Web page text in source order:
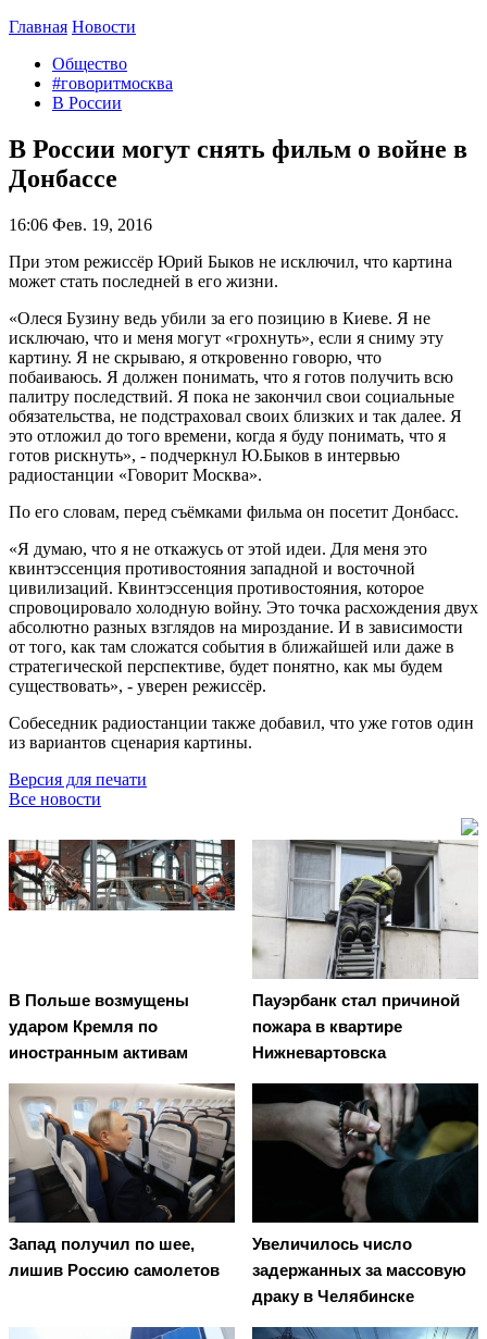
Главная Новости
Общество
#говоритмосква
В России
В России могут снять фильм о войне в
Донбассе
16:06 Фев. 19, 2016
При этом режиссёр Юрий Быков не исключил, что картина
может стать последней в его жизни.
«Олеся Бузину ведь убили за его позицию в Киеве. Я не
исключаю, что и меня могут «грохнуть», если я сниму эту
картину. Я не скрываю, я откровенно говорю, что
побаиваюсь. Я должен понимать, что я готов получить всю
палитру последствий. Я пока не закончил свои социальные
обязательства, не подстраховал своих близких и так далее. Я
это отложил до того времени, когда я буду понимать, что я
готов рискнуть», - подчеркнул Ю.Быков в интервью
радиостанции «Говорит Москва».
По его словам, перед съёмками фильма он посетит Донбасс.
«Я думаю, что я не откажусь от этой идеи. Для меня это
квинтэссенция противостояния западной и восточной
цивилизаций. Квинтэссенция противостояния, которое
спровоцировало холодную войну. Это точка расхождения двух
абсолютно разных взглядов на мироздание. И в зависимости
от того, как там сложатся события в ближайшей или даже в
стратегической перспективе, будет понятно, как мы будем
существовать», - уверен режиссёр.
Собеседник радиостанции также добавил, что уже готов один
из вариантов сценария картины.
Версия для печати
Все новости
В Польше возмущены
ударом Кремля по
иностранным активам
Пауэрбанк стал причиной
пожара в квартире
Нижневартовска
Запад получил по шее,
лишив Россию самолетов
Увеличилось число
задержанных за массовую
драку в Челябинске